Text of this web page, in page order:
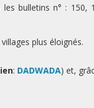
les bulletins n° : 150,
plus éloignés.
: DADWADA) et,